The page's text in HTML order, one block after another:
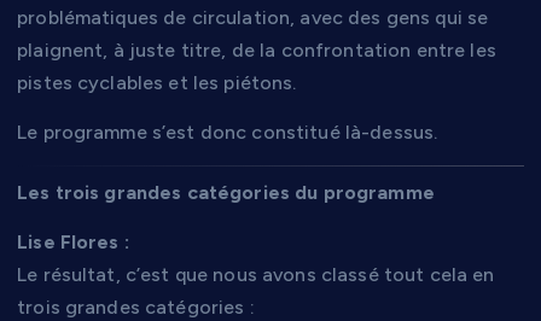
problématiques de circulation, avec des gens qui se
plaignent, à juste titre, de la confrontation entre les
pistes cyclables et les piétons.
Le programme s’est donc constitué là-dessus.
Les trois grandes catégories du programme
Lise Flores :
Le résultat, c’est que nous avons classé tout cela en
trois grandes catégories :